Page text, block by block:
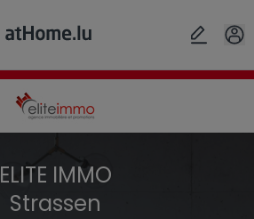
ELITE IMMO
Strassen